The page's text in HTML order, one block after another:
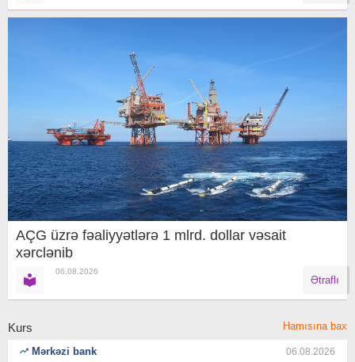
AÇG üzrə fəaliyyətlərə 1 mlrd. dollar vəsait
xərclənib
06.08.2026
Ətraflı
Kurs Hamısına bax
Mərkəzi bank 06.08.2026